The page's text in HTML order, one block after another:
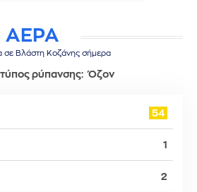
ΑΕΡΑ
σε Βλάστη Κοζάνης σήμερα
ρύπανσης: Όζον
54
1
2